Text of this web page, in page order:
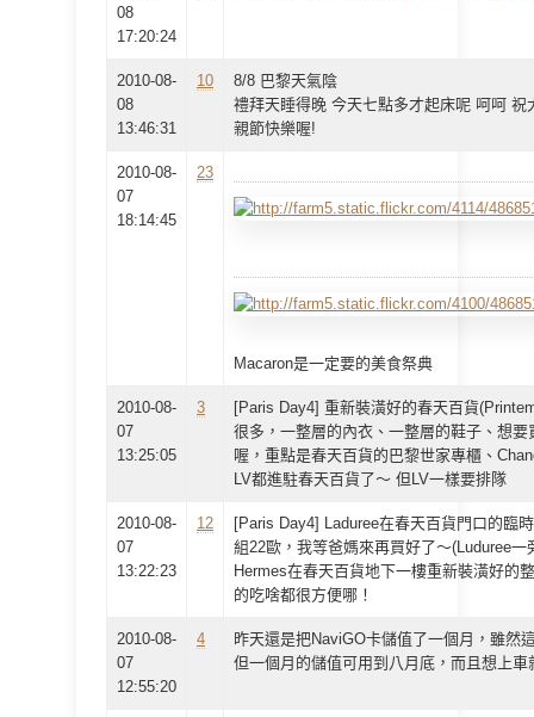
08
17:20:24
2010-08-
08
13:46:31
10
8/8 巴黎天氣陰
禮拜天睡得晚 今天七點多才起床呢 呵呵
親節快樂喔!
2010-08-
07
18:14:45
23
Macaron是一定要的美食祭典
2010-08-
07
13:25:05
3
[Paris Day4] 重新裝潢好的春天百貨
很多，一整層的內衣、一整層的鞋子、想
喔，重點是春天百貨的巴黎世家專櫃、
LV都進駐春天百貨了～ 但LV一樣要排隊
2010-08-
07
13:22:23
12
[Paris Day4] Laduree在春天百貨門口的臨
組22歐，我等爸媽來再買好了～(Luduree一
Hermes在春天百貨地下一樓重新裝潢好的
的吃啥都很方便哪！
2010-08-
07
12:55:20
4
昨天還是把NaviGO卡儲值了一個月，雖然
但一個月的儲值可用到八月底，而且想上